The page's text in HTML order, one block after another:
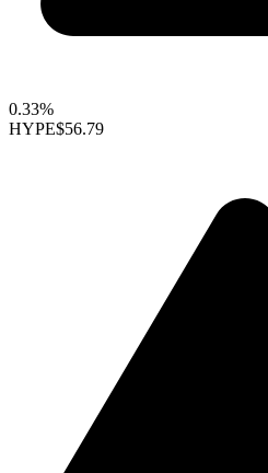
0.33%
HYPE$56.79